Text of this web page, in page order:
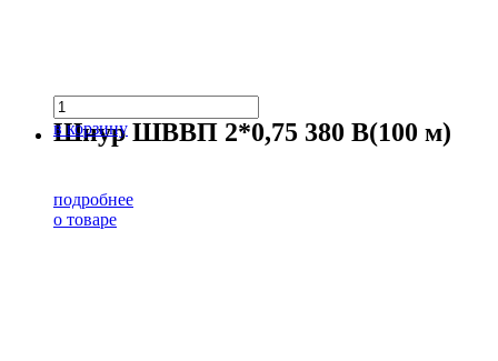
в корзину
Шнур ШВВП 2*0,75 380 В(100 м)
подробнее
о товаре